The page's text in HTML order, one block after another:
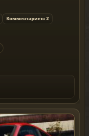
Комментариев: 2